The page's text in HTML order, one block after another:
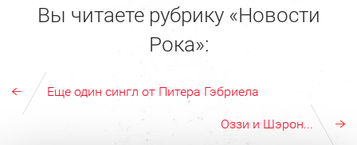
Вы читаете рубрику «Новости
Рока»:
Еще один сингл от Питера Гэбриела
Оззи и Шэрон...